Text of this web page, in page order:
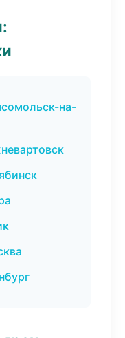
на-